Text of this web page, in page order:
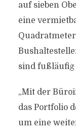
auf sieben
eine
sind
„Mit der
das Portfolio
um eine